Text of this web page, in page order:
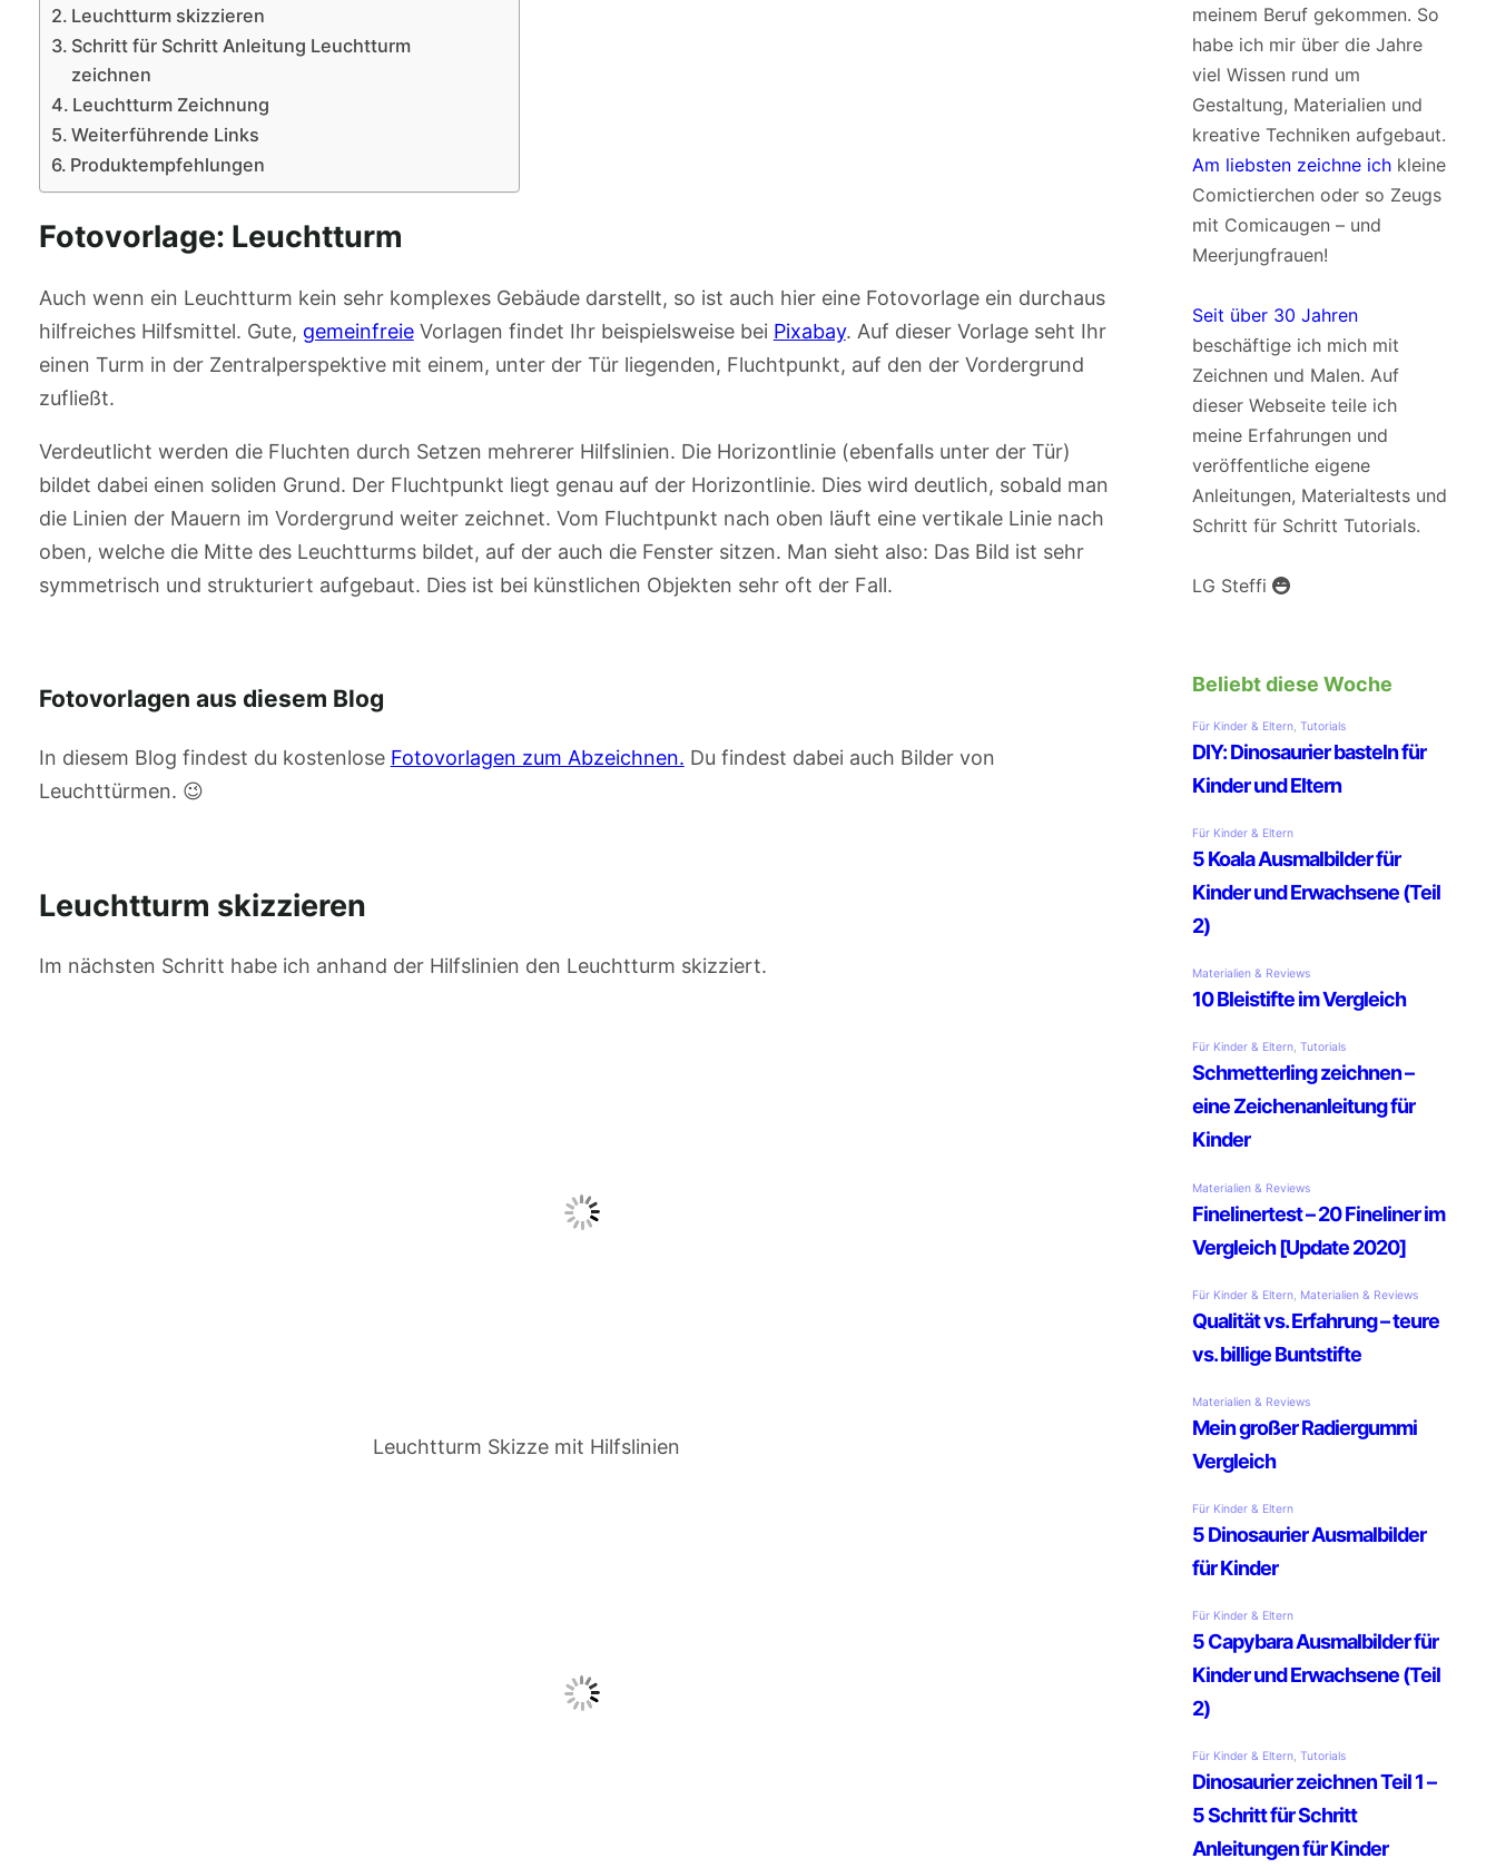
Leuchtturm skizzieren
Schritt für Schritt Anleitung Leuchtturm
zeichnen
Leuchtturm Zeichnung
Weiterführende Links
Produktempfehlungen
Fotovorlage: Leuchtturm
Auch wenn ein Leuchtturm kein sehr komplexes Gebäude darstellt, so ist auch hier eine Fotovorlage ein durchaus
hilfreiches Hilfsmittel. Gute, gemeinfreieVorlagen findet Ihr beispielsweise bei Pixabay. Auf dieser Vorlage seht Ihr
einen Turm in der Zentralperspektive mit einem, unter der Tür liegenden, Fluchtpunkt, auf den der Vordergrund
zufließt.
Verdeutlicht werden die Fluchten durch Setzen mehrerer Hilfslinien. Die Horizontlinie (ebenfalls unter der Tür)
bildet dabei einen soliden Grund. Der Fluchtpunkt liegt genau auf der Horizontlinie. Dies wird deutlich, sobald man
die Linien der Mauern im Vordergrund weiter zeichnet. Vom Fluchtpunkt nach oben läuft eine vertikale Linie nach
oben, welche die Mitte des Leuchtturms bildet, auf der auch die Fenster sitzen. Man sieht also: Das Bild ist sehr
symmetrisch und strukturiert aufgebaut. Dies ist bei künstlichen Objekten sehr oft der Fall.
Fotovorlagen aus diesem Blog
In diesem Blog findest du kostenlose Fotovorlagen zum Abzeichnen. Du findest dabei auch Bilder von
Leuchttürmen. 😉
Leuchtturm skizzieren
Im nächsten Schritt habe ich anhand der Hilfslinien den Leuchtturm skizziert.
Leuchtturm Skizze mit Hilfslinien
meinem Beruf gekommen. So
habe ich mir über die Jahre
viel Wissen rund um
Gestaltung, Materialien und
kreative Techniken aufgebaut.
Am liebsten zeichne ich kleine
Comictierchen oder so Zeugs
mit Comicaugen – und
Meerjungfrauen!
Seit über 30 Jahren
beschäftige ich mich mit
Zeichnen und Malen. Auf
dieser Webseite teile ich
meine Erfahrungen und
veröffentliche eigene
Anleitungen, Materialtests und
Schritt für Schritt Tutorials.
LG Steffi
Beliebt diese Woche